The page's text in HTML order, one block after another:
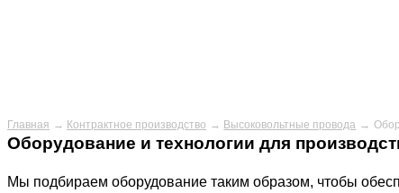
Главная Контрактное производство Высоковольтные провода
Оборудование и технологии для
Мы подбираем оборудование таким образом, чтобы